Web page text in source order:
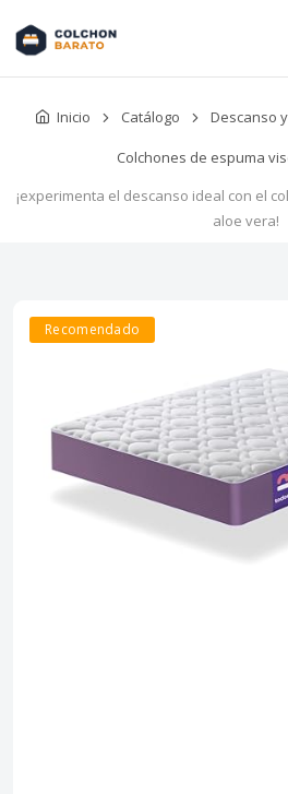
Inicio Catálogo Descanso
Colchones de espuma
¡experimenta el descanso ideal con el
aloe vera!
Recomendado